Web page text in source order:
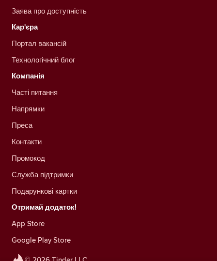
Заява про доступність
Кар'єра
Портал вакансій
Технологічний блог
Компанія
Часті питання
Напрямки
Преса
Контакти
Промокод
Служба підтримки
Подарункові картки
Отримай додаток!
App Store
Google Play Store